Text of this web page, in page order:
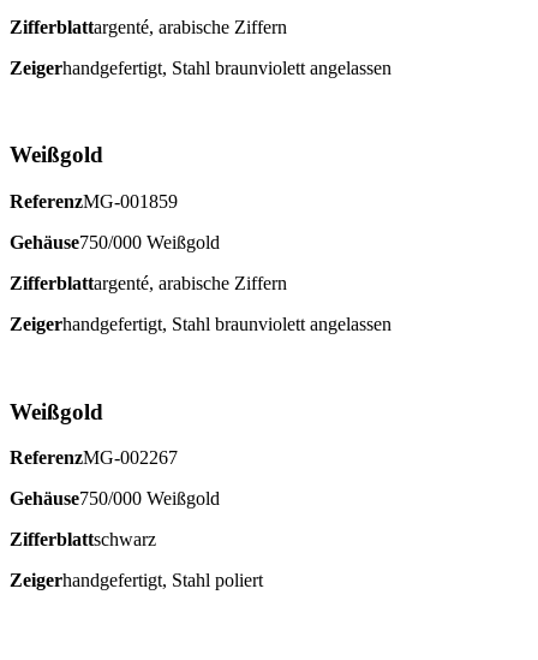
Zifferblattargenté, arabische Ziffern
Zeigerhandgefertigt, Stahl braunviolett angelassen
Weißgold
ReferenzMG-001859
Gehäuse750/000 Weißgold
Zifferblattargenté, arabische Ziffern
Zeigerhandgefertigt, Stahl braunviolett angelassen
Weißgold
ReferenzMG-002267
Gehäuse750/000 Weißgold
Zifferblattschwarz
Zeigerhandgefertigt, Stahl poliert